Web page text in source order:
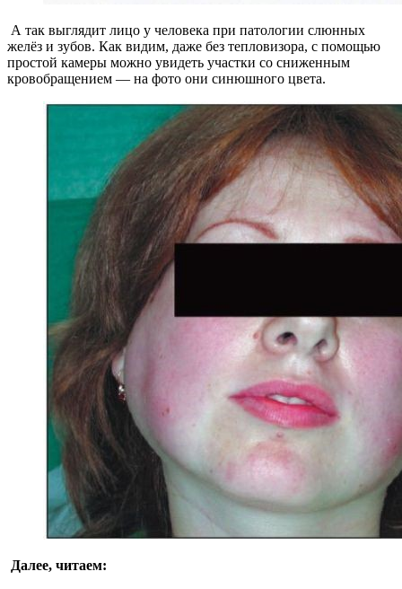
А так выглядит лицо у человека при патологии слюнных
желёз и зубов. Как видим, даже без тепловизора, с помощью
простой камеры можно увидеть участки со сниженным
кровобращением — на фото они синюшного цвета.
Далее, читаем: